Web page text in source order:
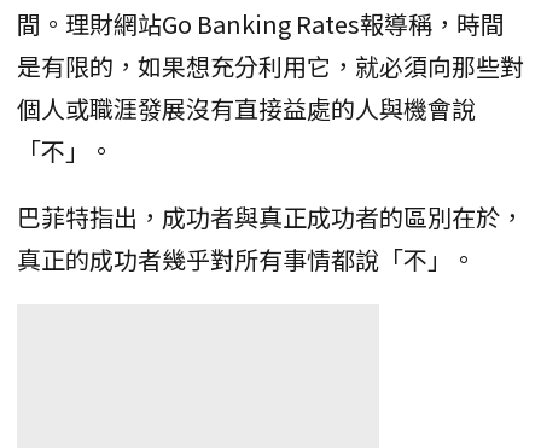
間。理財網站Go Banking Rates報導稱，時間
是有限的，如果想充分利用它，就必須向那些對
個人或職涯發展沒有直接益處的人與機會說
「不」。
巴菲特指出，成功者與真正成功者的區別在於，
真正的成功者幾乎對所有事情都說「不」。